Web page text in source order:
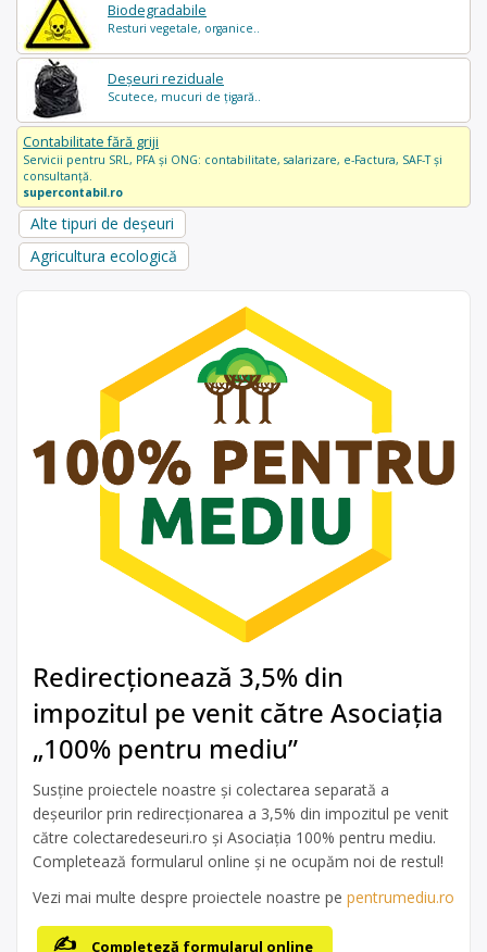
Biodegradabile
Resturi vegetale, organice..
Deșeuri reziduale
Scutece, mucuri de țigară..
Contabilitate fără griji
Servicii pentru SRL, PFA și ONG: contabilitate, salarizare, e-Factura, SAF-T și
consultanță.
supercontabil.ro
Alte tipuri de deșeuri
Agricultura ecologică
Redirecționează 3,5% din
impozitul pe venit către Asociația
„100% pentru mediu”
Susține proiectele noastre și colectarea separată a
deșeurilor prin redirecționarea a 3,5% din impozitul pe venit
către colectaredeseuri.ro și Asociația 100% pentru mediu.
Completează formularul online și ne ocupăm noi de restul!
Vezi mai multe despre proiectele noastre pe pentrumediu.ro
Completeză formularul online